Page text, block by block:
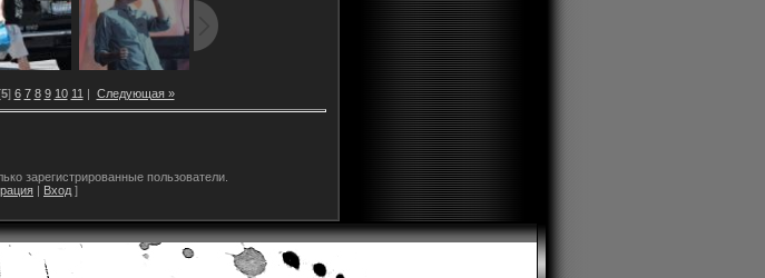
5] 6 7 8 9 10 11 | Следующая »
зарегистрированные пользователи.
Вход ]